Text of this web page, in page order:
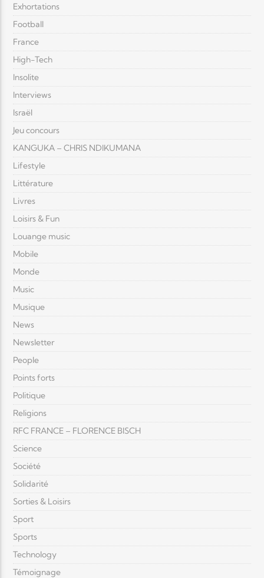
Exhortations
Football
France
High-Tech
Insolite
Interviews
Israël
Jeu concours
KANGUKA – CHRIS NDIKUMANA
Lifestyle
Littérature
Livres
Loisirs & Fun
Louange music
Mobile
Monde
Music
Musique
News
Newsletter
People
Points forts
Politique
Religions
RFC FRANCE – FLORENCE BISCH
Science
Société
Solidarité
Sorties & Loisirs
Sport
Sports
Technology
Témoignage